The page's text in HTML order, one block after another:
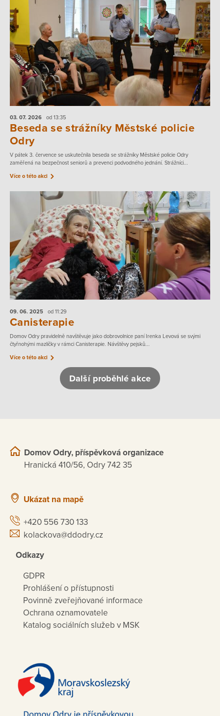
03. 07. 2026 od 13:35
Beseda se strážníky Městské policie
Odry
V pátek 3. července se uskutečnila beseda se strážníky Městské policie Odry
zaměřená na bezpečnost seniorů a prevenci podvodného jednání. Strážníci...
Více o této akci
09. 06. 2025 od 11:29
Canisterapie
Domov Odry pravidelně navštěvuje jako dobrovolnice paní Irenka Levová se svými
čtyřnohými mazlíčky v rámci Canisterapie. Návštěvy pejsků...
Více o této akci
Další proběhlé akce
Domov Odry, příspěvková organizace
Hranická 410/56, Odry 742 35
Ukázat na mapě
+420 556 730 133
kolackova@ddodry.cz
Odkazy
GDPR
Prohlášení o přístupnosti
Povinně zveřejňované informace
Ochrana oznamovatele
Katalog sociálních služeb v MSK